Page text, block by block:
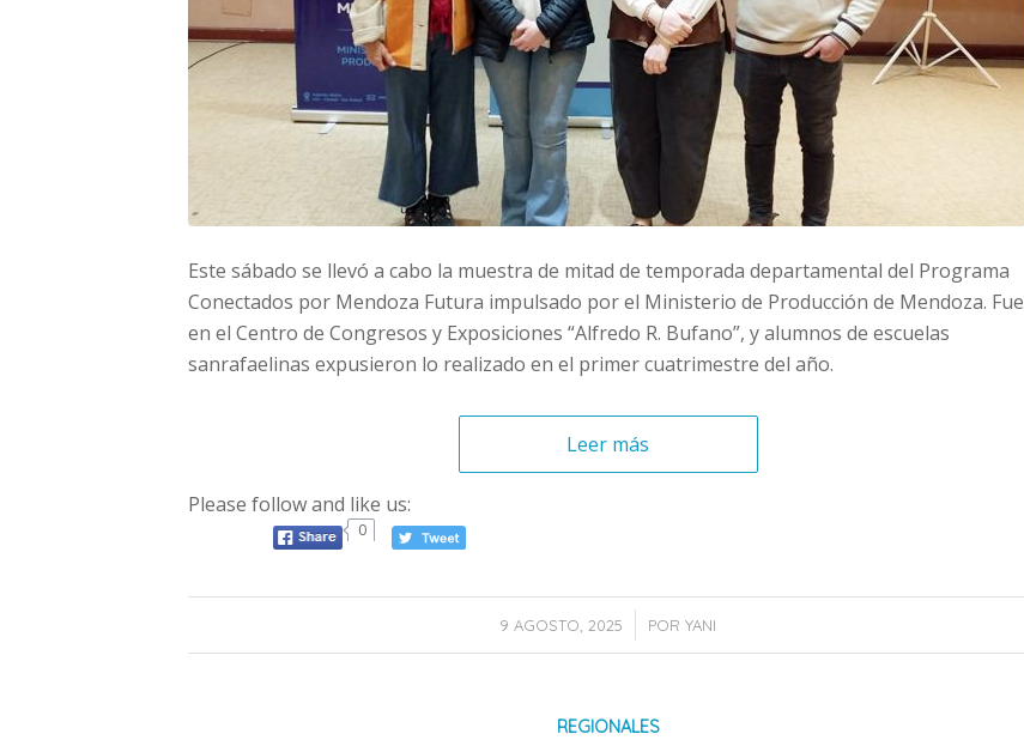
Este sábado se llevó a cabo la muestra de mitad de temporada departamental del Programa
Conectados por Mendoza Futura impulsado por el Ministerio de Producción de Mendoza. Fue
en el Centro de Congresos y Exposiciones “Alfredo R. Bufano”, y alumnos de escuelas
sanrafaelinas expusieron lo realizado en el primer cuatrimestre del año.
Leer más
Please follow and like us:
0
9 AGOSTO, 2025
/ PORYANI
REGIONALES